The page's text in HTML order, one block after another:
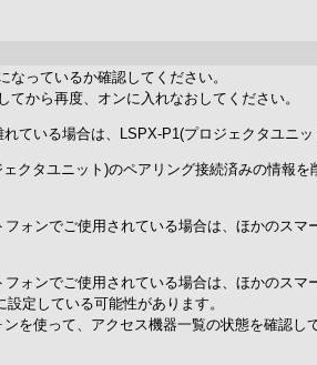
っているか確認してください。
から再度、オンに入れなおしてください。
ている場合は、LSPX-P1(プロジェクタユニ
クタユニット)のペアリング接続済みの情報
ォンでご使用されている場合は、ほかのス
ォンでご使用されている場合は、ほかのス
定している可能性があります。
を使って、アクセス機器一覧の状態を確認し